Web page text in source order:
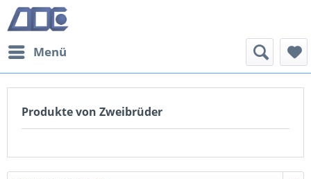
Menü
Produkte von Zweibrüder